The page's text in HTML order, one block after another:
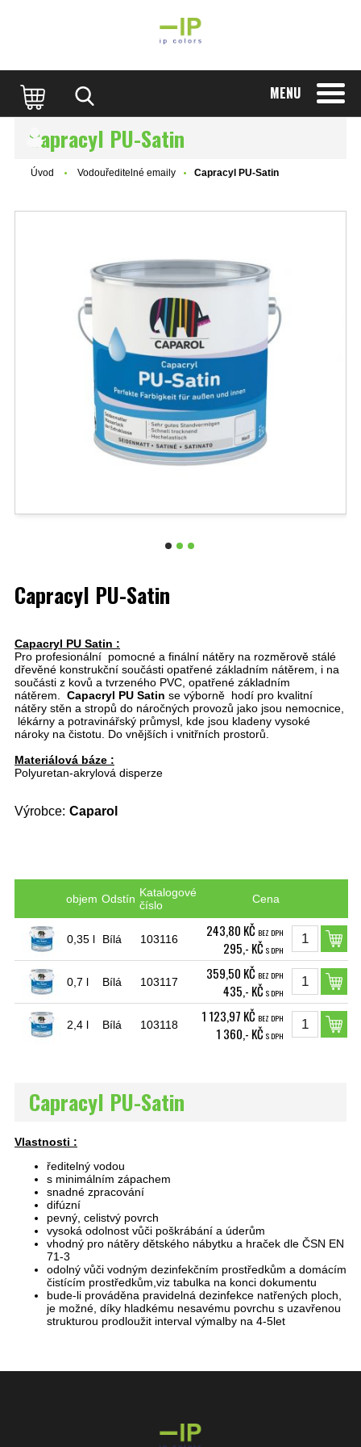
MENU
Capracyl PU-Satin
Úvod Vodouředitelné emaily Capracyl PU-Satin
Capracyl PU-Satin
Capacryl PU Satin :
Pro profesionální pomocné a finální nátěry na rozměrově stálé
dřevěné konstrukční součásti opatřené základním nátěrem, i na
součásti z kovů a tvrzeného PVC, opatřené základním
nátěrem. Capacryl PU Satin se výborně hodí pro kvalitní
nátěry stěn a stropů do náročných provozů jako jsou nemocnice,
lékárny a potravinářský průmysl, kde jsou kladeny vysoké
nároky na čistotu. Do vnějších i vnitřních prostorů.
Materiálová báze :
Polyuretan-akrylová disperze
Výrobce: Caparol
objem Odstín Katalogové
číslo
Cena
0,35 l Bílá 103116 243,80 KČ BEZ DPH
295,- KČ S DPH
0,7 l Bílá 103117 359,50 KČ BEZ DPH
435,- KČ S DPH
2,4 l Bílá 103118 1 123,97 KČ BEZ DPH
1 360,- KČ S DPH
Capracyl PU-Satin
Vlastnosti :
ředitelný vodou
s minimálním zápachem
snadné zpracování
difúzní
pevný, celistvý povrch
vysoká odolnost vůči poškrábání a úderům
vhodný pro nátěry dětského nábytku a hraček dle ČSN EN
71-3
odolný vůči vodným dezinfekčním prostředkům a domácím
čistícím prostředkům,viz tabulka na konci dokumentu
bude-li prováděna pravidelná dezinfekce natřených ploch,
je možné, díky hladkému nesavému povrchu s uzavřenou
strukturou prodloužit interval výmalby na 4-5let